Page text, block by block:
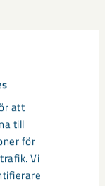
att
till
för
Vi